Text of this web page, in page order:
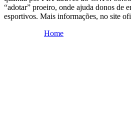
“adotar” proeiro, onde ajuda donos de
esportivos. Mais informações, no site
Home